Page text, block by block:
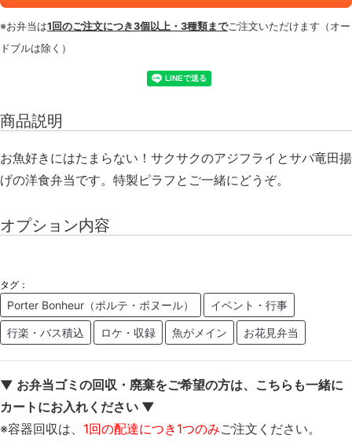
※お弁当は1回のご注文につき3個以上・3種類までご注文いただけます（オー
ドブルは除く）
商品説明
お魚好きにはたまらない！サクサクのアジフライとサバ竜田揚
げの洋食弁当です。特製ピラフとご一緒にどうぞ。
オプション内容
タグ：
Porter Bonheur（ポルテ・ボヌール） イベント・行事
行楽・バス積込 ロケ・収録 魚がメイン お花見弁当
▼ お弁当ゴミの回収・廃棄をご希望の方は、こちらも一緒に
カートにお入れください ▼
※容器回収は、 1回の配達につき1つのみご注文ください。